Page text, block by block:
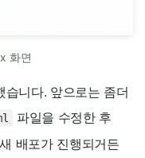
화면
니다. 앞으로는 좀더
파일을 수정한 후
배포가 진행되거든